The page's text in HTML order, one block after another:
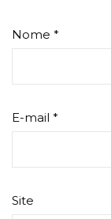
Nome *
E-mail *
Site